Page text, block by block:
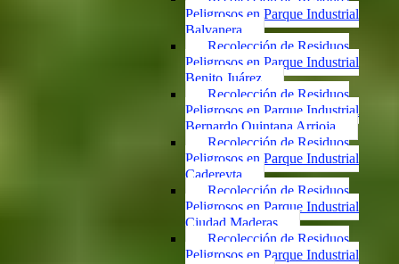
Peligrosos en Parque Industrial
Balvanera
Recolección de Residuos
Peligrosos en Parque Industrial
Benito Juárez
Recolección de Residuos
Peligrosos en Parque Industrial
Bernardo Quintana Arrioja
Recolección de Residuos
Peligrosos en Parque Industrial
Cadereyta
Recolección de Residuos
Peligrosos en Parque Industrial
Ciudad Maderas
Recolección de Residuos
Peligrosos en Parque Industrial